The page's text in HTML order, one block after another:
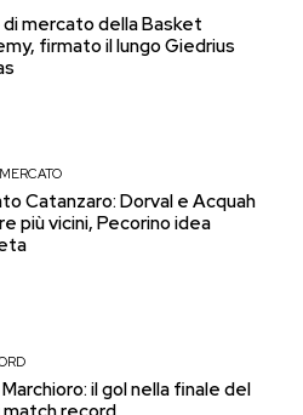
di mercato della Basket
firmato il lungo Giedrius
Catanzaro: Dorval e Acquah
più vicini, Pecorino idea
il gol nella finale del